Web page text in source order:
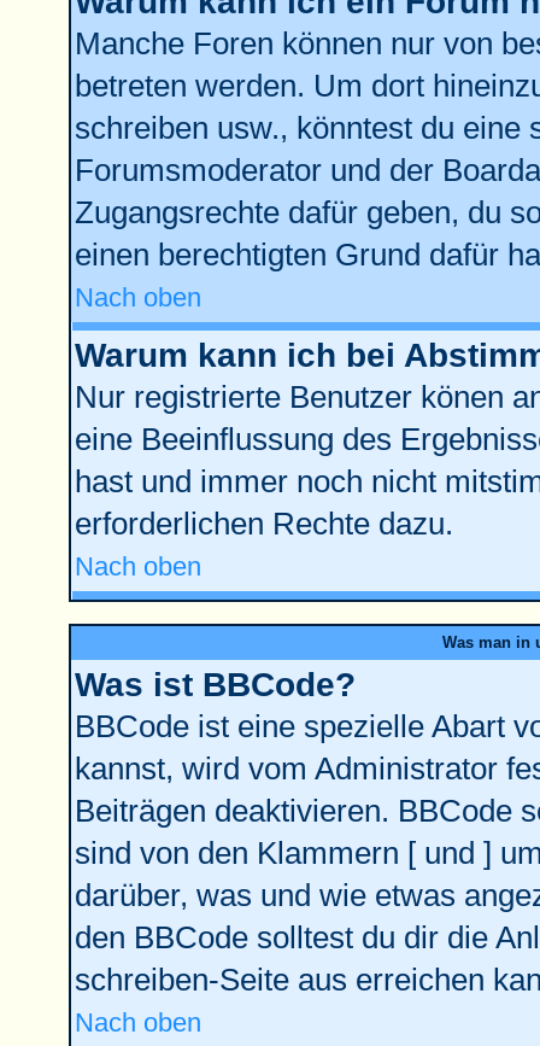
Manche Foren können nur von
betreten werden. Um dort
schreiben usw., könntest du eine
Forumsmoderator und der
Zugangsrechte dafür geben, du
einen berechtigten Grund dafür
Nach oben
Warum kann ich bei
Nur registrierte Benutzer könen
eine Beeinflussung des
hast und immer noch nicht
erforderlichen Rechte dazu.
Nach oben
Was man in
Was ist BBCode?
BBCode ist eine spezielle Abart
kannst, wird vom Administrator
Beiträgen deaktivieren. BBCode
sind von den Klammern [ und ]
darüber, was und wie etwas
den BBCode solltest du dir die
schreiben-Seite aus erreichen
Nach oben